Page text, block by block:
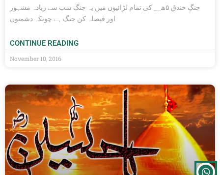
جنگِ خندق ۵ھ؁ کی تمام لڑائیوں میں یہ جنگ سب سے زیادہ مشہور
اور فیصلہ کن جنگ ہے چونکہ دشمنوں
CONTINUE READING
November 10, 2016